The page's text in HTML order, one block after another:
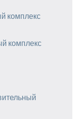
комплекс
комплекс